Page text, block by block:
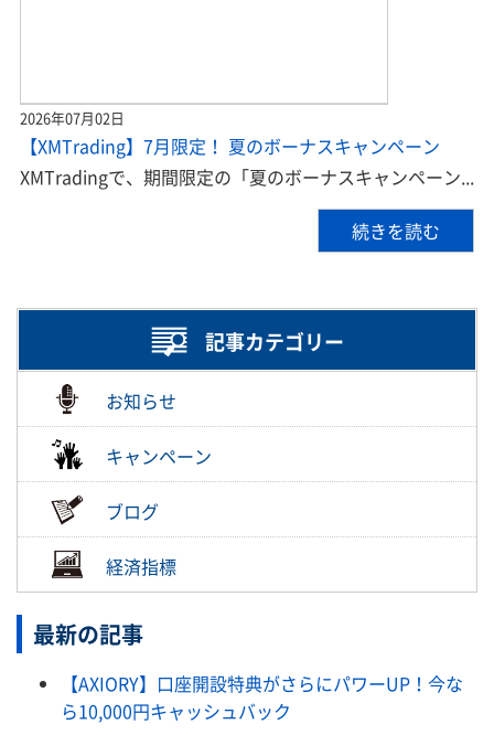
2026年07月02日
【XMTrading】7月限定！ 夏のボーナスキャンペーン
XMTradingで、期間限定の「夏のボーナスキャンペーン...
続きを読む
記事カテゴリー
お知らせ
キャンペーン
ブログ
経済指標
最新の記事
【AXIORY】口座開設特典がさらにパワーUP！今な
ら10,000円キャッシュバック